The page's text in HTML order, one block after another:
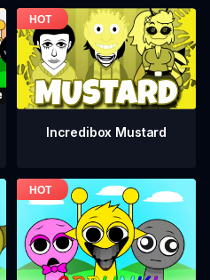
Incredibox Mustard